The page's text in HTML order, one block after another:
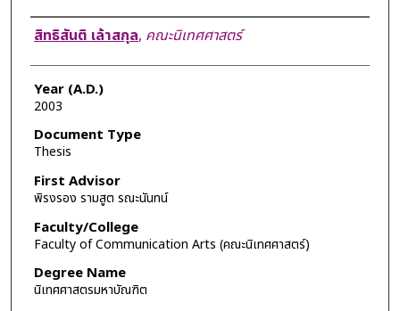
Author
สิทธิสันติ เล้าสกุล, คณะนิเทศศาสตร์
Year (A.D.)
2003
Document Type
Thesis
First Advisor
พิรงรอง รามสูต รณะนันทน์
Faculty/College
Faculty of Communication Arts (คณะนิเทศศาสตร์)
Degree Name
นิเทศศาสตรมหาบัณฑิต